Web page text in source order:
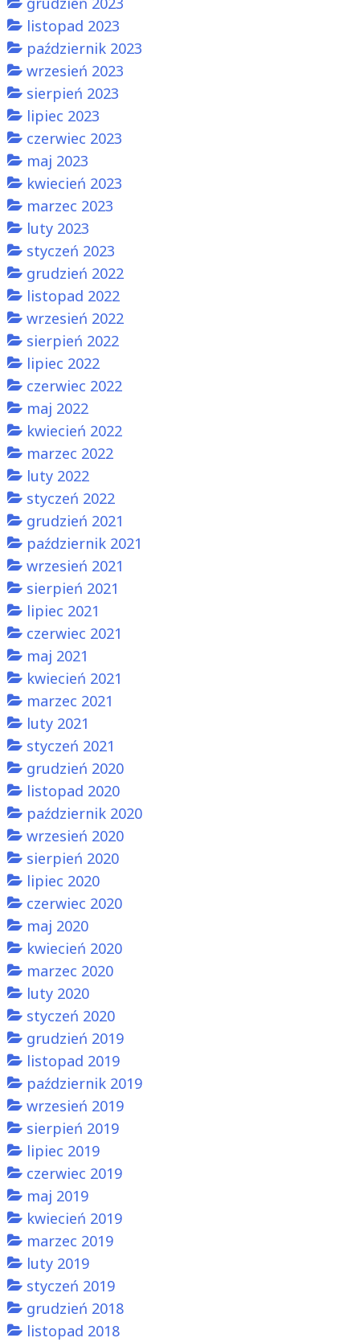
listopad 2023
październik 2023
wrzesień 2023
sierpień 2023
lipiec 2023
czerwiec 2023
maj 2023
kwiecień 2023
marzec 2023
luty 2023
styczeń 2023
grudzień 2022
listopad 2022
wrzesień 2022
sierpień 2022
lipiec 2022
czerwiec 2022
maj 2022
kwiecień 2022
marzec 2022
luty 2022
styczeń 2022
grudzień 2021
październik 2021
wrzesień 2021
sierpień 2021
lipiec 2021
czerwiec 2021
maj 2021
kwiecień 2021
marzec 2021
luty 2021
styczeń 2021
grudzień 2020
listopad 2020
październik 2020
wrzesień 2020
sierpień 2020
lipiec 2020
czerwiec 2020
maj 2020
kwiecień 2020
marzec 2020
luty 2020
styczeń 2020
grudzień 2019
listopad 2019
październik 2019
wrzesień 2019
sierpień 2019
lipiec 2019
czerwiec 2019
maj 2019
kwiecień 2019
marzec 2019
luty 2019
styczeń 2019
grudzień 2018
listopad 2018